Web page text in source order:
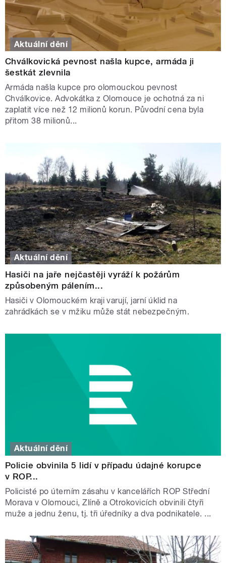
Aktuální dění
Chválkovická pevnost našla kupce, armáda ji
šestkát zlevnila
Armáda našla kupce pro olomouckou pevnost
Chválkovice. Advokátka z Olomouce je ochotná za ni
zaplatit více než 12 milionů korun. Původní cena byla
přitom 38 milionů...
Aktuální dění
Hasiči na jaře nejčastěji vyráží k požárům
způsobeným pálením...
Hasiči v Olomouckém kraji varují, jarní úklid na
zahrádkách se v mžiku může stát nebezpečným.
Aktuální dění
Policie obvinila 5 lidí v případu údajné korupce
v ROP...
Policisté po úterním zásahu v kancelářích ROP Střední
Morava v Olomouci, Zlíně a Otrokovicích obvinili čtyři
muže a jednu ženu, tj. tři úředníky a dva podnikatele. ...